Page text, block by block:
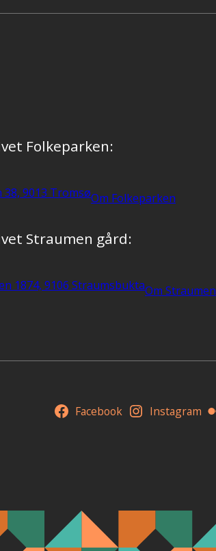
Folkeparken:
38, 9013 TromsøOm Folkeparken
Straumen gård:
1874, 9106 StraumsbuktaOm
Facebook Instagram